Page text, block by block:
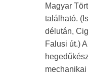
Magyar
található.
délután,
Falusi út.)